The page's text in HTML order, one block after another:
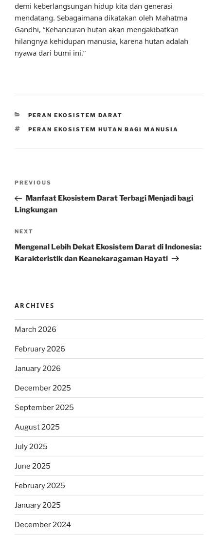
demi keberlangsungan hidup kita dan generasi
mendatang. Sebagaimana dikatakan oleh Mahatma
Gandhi, “Kehancuran hutan akan mengakibatkan
hilangnya kehidupan manusia, karena hutan adalah
nyawa dari bumi ini.”
CATEGORIES
PERAN EKOSISTEM DARAT
TAGS
PERAN EKOSISTEM HUTAN BAGI MANUSIA
Previous
Post
PREVIOUS
Manfaat Ekosistem Darat Terbagi Menjadi bagi
Lingkungan
Next
Post
NEXT
Mengenal Lebih Dekat Ekosistem Darat di Indonesia:
Karakteristik dan Keanekaragaman Hayati
ARCHIVES
March 2026
February 2026
January 2026
December 2025
September 2025
August 2025
July 2025
June 2025
February 2025
January 2025
December 2024